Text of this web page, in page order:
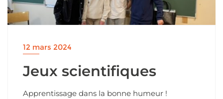
12 mars 2024
Jeux scientifiques
Apprentissage dans la bonne humeur !